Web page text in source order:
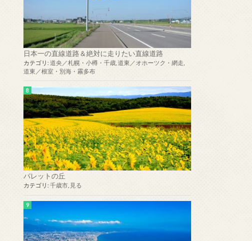
日本一の直線道路＆絶対に走りたい直線道路
カテゴリ: 道央／札幌・小樽・千歳 道東／オホーツク・網走
道東／根室・別海・霧多布
パレットの丘
カテゴリ: 千歳市 見る